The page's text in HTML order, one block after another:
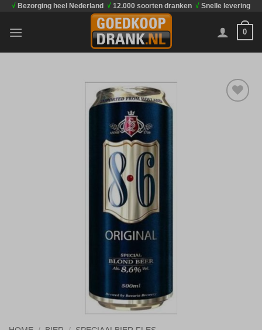
inhoud
√ Bezorging heel Nederland √ 12.000 soorten dranken √ Snelle levering
0